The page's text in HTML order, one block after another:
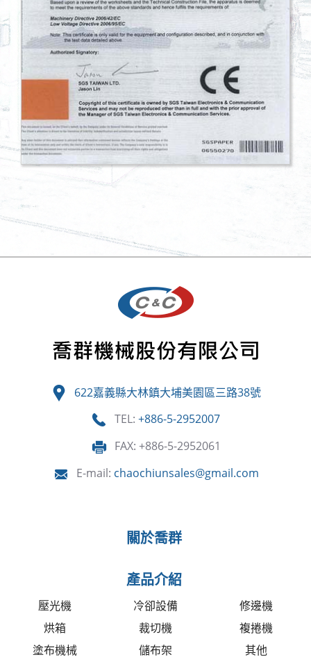
622嘉義縣大林鎮大埔美園區三路38號
TEL: +886-5-2952007
FAX: +886-5-2952061
E-mail: chaochiunsales@gmail.com
關於喬群
產品介紹
壓光機
烘箱
塗布機械
冷卻設備
裁切機
儲布架
修邊機
複捲機
其他